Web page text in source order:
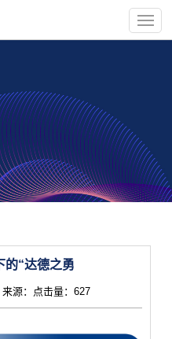
的“达德之勇
源：点击量：627